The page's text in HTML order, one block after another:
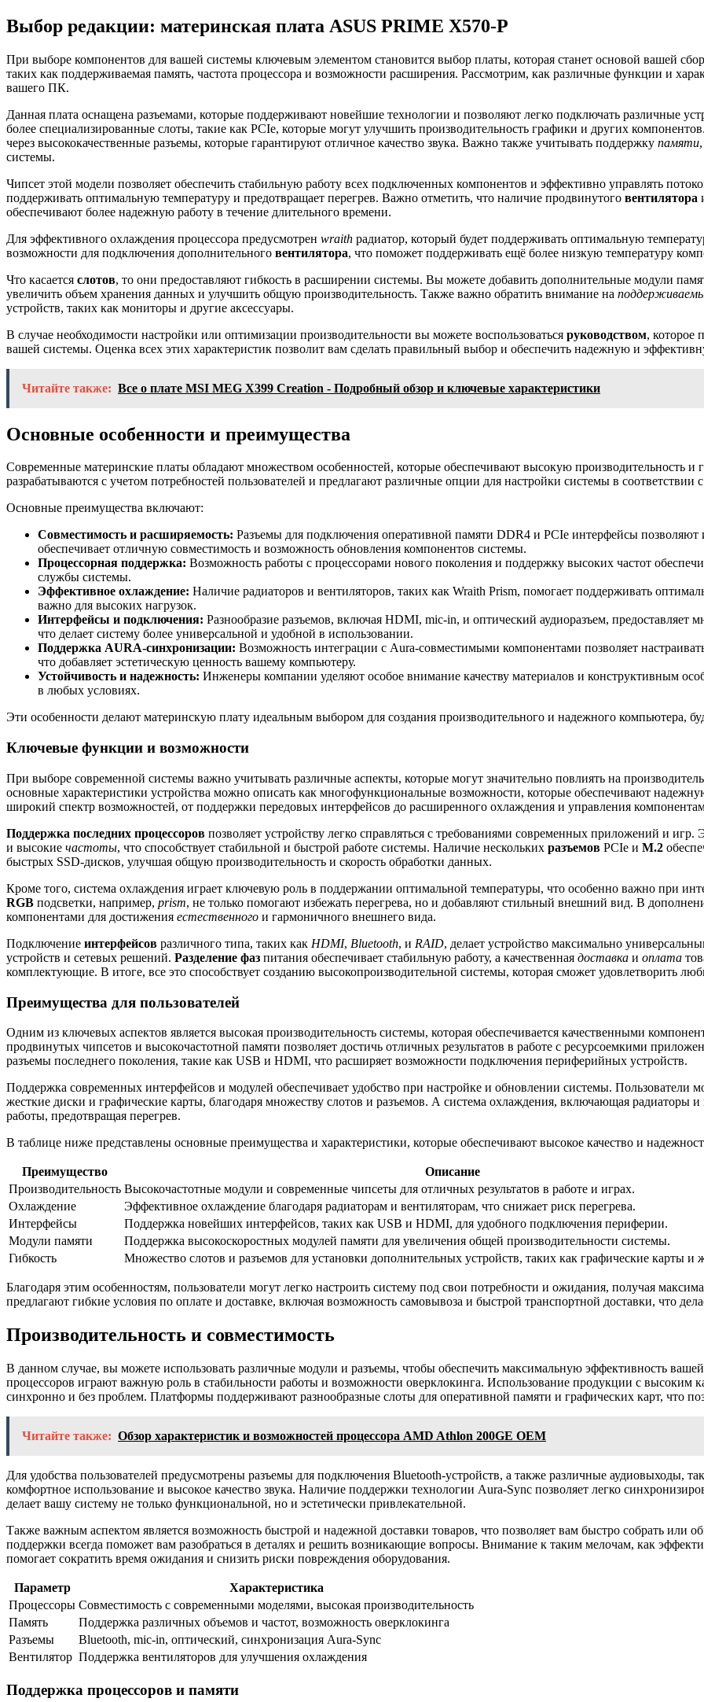
Выбор редакции: материнская плата ASUS PRIME X570-P
При выборе компонентов для вашей системы ключевым элементом становится выбор платы, которая станет основой вашей
таких как поддерживаемая память, частота процессора и возможности расширения. Рассмотрим, как различные функции и
вашего ПК.
Данная плата оснащена разъемами, которые поддерживают новейшие технологии и позволяют легко подключать различные
более специализированные слоты, такие как PCIe, которые могут улучшить производительность графики и других
через высококачественные разъемы, которые гарантируют отличное качество звука. Важно также учитывать поддержку памяти
системы.
Чипсет этой модели позволяет обеспечить стабильную работу всех подключенных компонентов и эффективно управлять
поддерживать оптимальную температуру и предотвращает перегрев. Важно отметить, что наличие продвинутого вентилятора
обеспечивают более надежную работу в течение длительного времени.
Для эффективного охлаждения процессора предусмотрен wraith радиатор, который будет поддерживать оптимальную
возможности для подключения дополнительного вентилятора, что поможет поддерживать ещё более низкую температуру
Что касается слотов, то они предоставляют гибкость в расширении системы. Вы можете добавить дополнительные модули
увеличить объем хранения данных и улучшить общую производительность. Также важно обратить внимание на
устройств, таких как мониторы и другие аксессуары.
В случае необходимости настройки или оптимизации производительности вы можете воспользоваться руководством, которое
вашей системы. Оценка всех этих характеристик позволит вам сделать правильный выбор и обеспечить надежную и
Читайте также: Все о плате MSI MEG X399 Creation - Подробный обзор и ключевые характеристики
Основные особенности и преимущества
Современные материнские платы обладают множеством особенностей, которые обеспечивают высокую производительность и
разрабатываются с учетом потребностей пользователей и предлагают различные опции для настройки системы в
Основные преимущества включают:
Совместимость и расширяемость: Разъемы для подключения оперативной памяти DDR4 и PCIe интерфейсы позволяют
обеспечивает отличную совместимость и возможность обновления компонентов системы.
Процессорная поддержка: Возможность работы с процессорами нового поколения и поддержку высоких частот
службы системы.
Эффективное охлаждение: Наличие радиаторов и вентиляторов, таких как Wraith Prism, помогает поддерживать
важно для высоких нагрузок.
Интерфейсы и подключения: Разнообразие разъемов, включая HDMI, mic-in, и оптический аудиоразъем,
что делает систему более универсальной и удобной в использовании.
Поддержка AURA-синхронизации: Возможность интеграции с Aura-совместимыми компонентами позволяет
что добавляет эстетическую ценность вашему компьютеру.
Устойчивость и надежность: Инженеры компании уделяют особое внимание качеству материалов и конструктивным
в любых условиях.
Эти особенности делают материнскую плату идеальным выбором для создания производительного и надежного компьютера,
Ключевые функции и возможности
При выборе современной системы важно учитывать различные аспекты, которые могут значительно повлиять на
основные характеристики устройства можно описать как многофункциональные возможности, которые обеспечивают
широкий спектр возможностей, от поддержки передовых интерфейсов до расширенного охлаждения и управления
Поддержка последних процессоров позволяет устройству легко справляться с требованиями современных приложений и
и высокие частоты, что способствует стабильной и быстрой работе системы. Наличие нескольких разъемов PCIe и M.2
быстрых SSD-дисков, улучшая общую производительность и скорость обработки данных.
Кроме того, система охлаждения играет ключевую роль в поддержании оптимальной температуры, что особенно важно при
RGB подсветки, например, prism, не только помогают избежать перегрева, но и добавляют стильный внешний вид. В
компонентами для достижения естественного и гармоничного внешнего вида.
Подключение интерфейсов различного типа, таких как HDMI, Bluetooth, и RAID, делает устройство максимально
устройств и сетевых решений. Разделение фаз питания обеспечивает стабильную работу, а качественная доставка и оплата
комплектующие. В итоге, все это способствует созданию высокопроизводительной системы, которая сможет удовлетворить
Преимущества для пользователей
Одним из ключевых аспектов является высокая производительность системы, которая обеспечивается качественными
продвинутых чипсетов и высокочастотной памяти позволяет достичь отличных результатов в работе с ресурсоемкими
разъемы последнего поколения, такие как USB и HDMI, что расширяет возможности подключения периферийных устройств.
Поддержка современных интерфейсов и модулей обеспечивает удобство при настройке и обновлении системы. Пользователи
жесткие диски и графические карты, благодаря множеству слотов и разъемов. А система охлаждения, включающая радиаторы
работы, предотвращая перегрев.
В таблице ниже представлены основные преимущества и характеристики, которые обеспечивают высокое качество и
Преимущество
Описание
Производительность Высокочастотные модули и современные чипсеты для отличных результатов в работе и играх.
Охлаждение
Эффективное охлаждение благодаря радиаторам и вентиляторам, что снижает риск перегрева.
Интерфейсы
Поддержка новейших интерфейсов, таких как USB и HDMI, для удобного подключения периферии.
Модули памяти
Поддержка высокоскоростных модулей памяти для увеличения общей производительности системы.
Гибкость
Множество слотов и разъемов для установки дополнительных устройств, таких как графические карты и
Благодаря этим особенностям, пользователи могут легко настроить систему под свои потребности и ожидания, получая
предлагают гибкие условия по оплате и доставке, включая возможность самовывоза и быстрой транспортной доставки, что
Производительность и совместимость
В данном случае, вы можете использовать различные модули и разъемы, чтобы обеспечить максимальную эффективность
процессоров играют важную роль в стабильности работы и возможности оверклокинга. Использование продукции с высоким
синхронно и без проблем. Платформы поддерживают разнообразные слоты для оперативной памяти и графических карт, что
Читайте также: Обзор характеристик и возможностей процессора AMD Athlon 200GE OEM
Для удобства пользователей предусмотрены разъемы для подключения Bluetooth-устройств, а также различные аудиовыходы,
комфортное использование и высокое качество звука. Наличие поддержки технологии Aura-Sync позволяет легко
делает вашу систему не только функциональной, но и эстетически привлекательной.
Также важным аспектом является возможность быстрой и надежной доставки товаров, что позволяет вам быстро собрать или
поддержки всегда поможет вам разобраться в деталях и решить возникающие вопросы. Внимание к таким мелочам, как
помогает сократить время ожидания и снизить риски повреждения оборудования.
Параметр
Характеристика
Процессоры Совместимость с современными моделями, высокая производительность
Память
Поддержка различных объемов и частот, возможность оверклокинга
Разъемы
Bluetooth, mic-in, оптический, синхронизация Aura-Sync
Вентилятор Поддержка вентиляторов для улучшения охлаждения
Поддержка процессоров и памяти